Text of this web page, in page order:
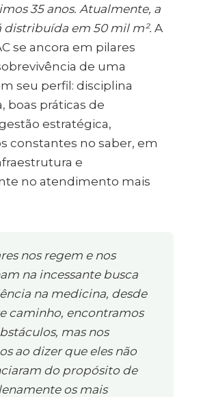
35 anos. Atualmente, a
distribuída em 50 mil m². A
se ancora em pilares
de uma
seu perfil: disciplina
boas práticas de
estratégica,
constantes no saber, em
e
no atendimento mais
nos regem e nos
na incessante busca
na medicina, desde
caminho, encontramos
mas nos
ao dizer que eles não
do propósito de
os mais